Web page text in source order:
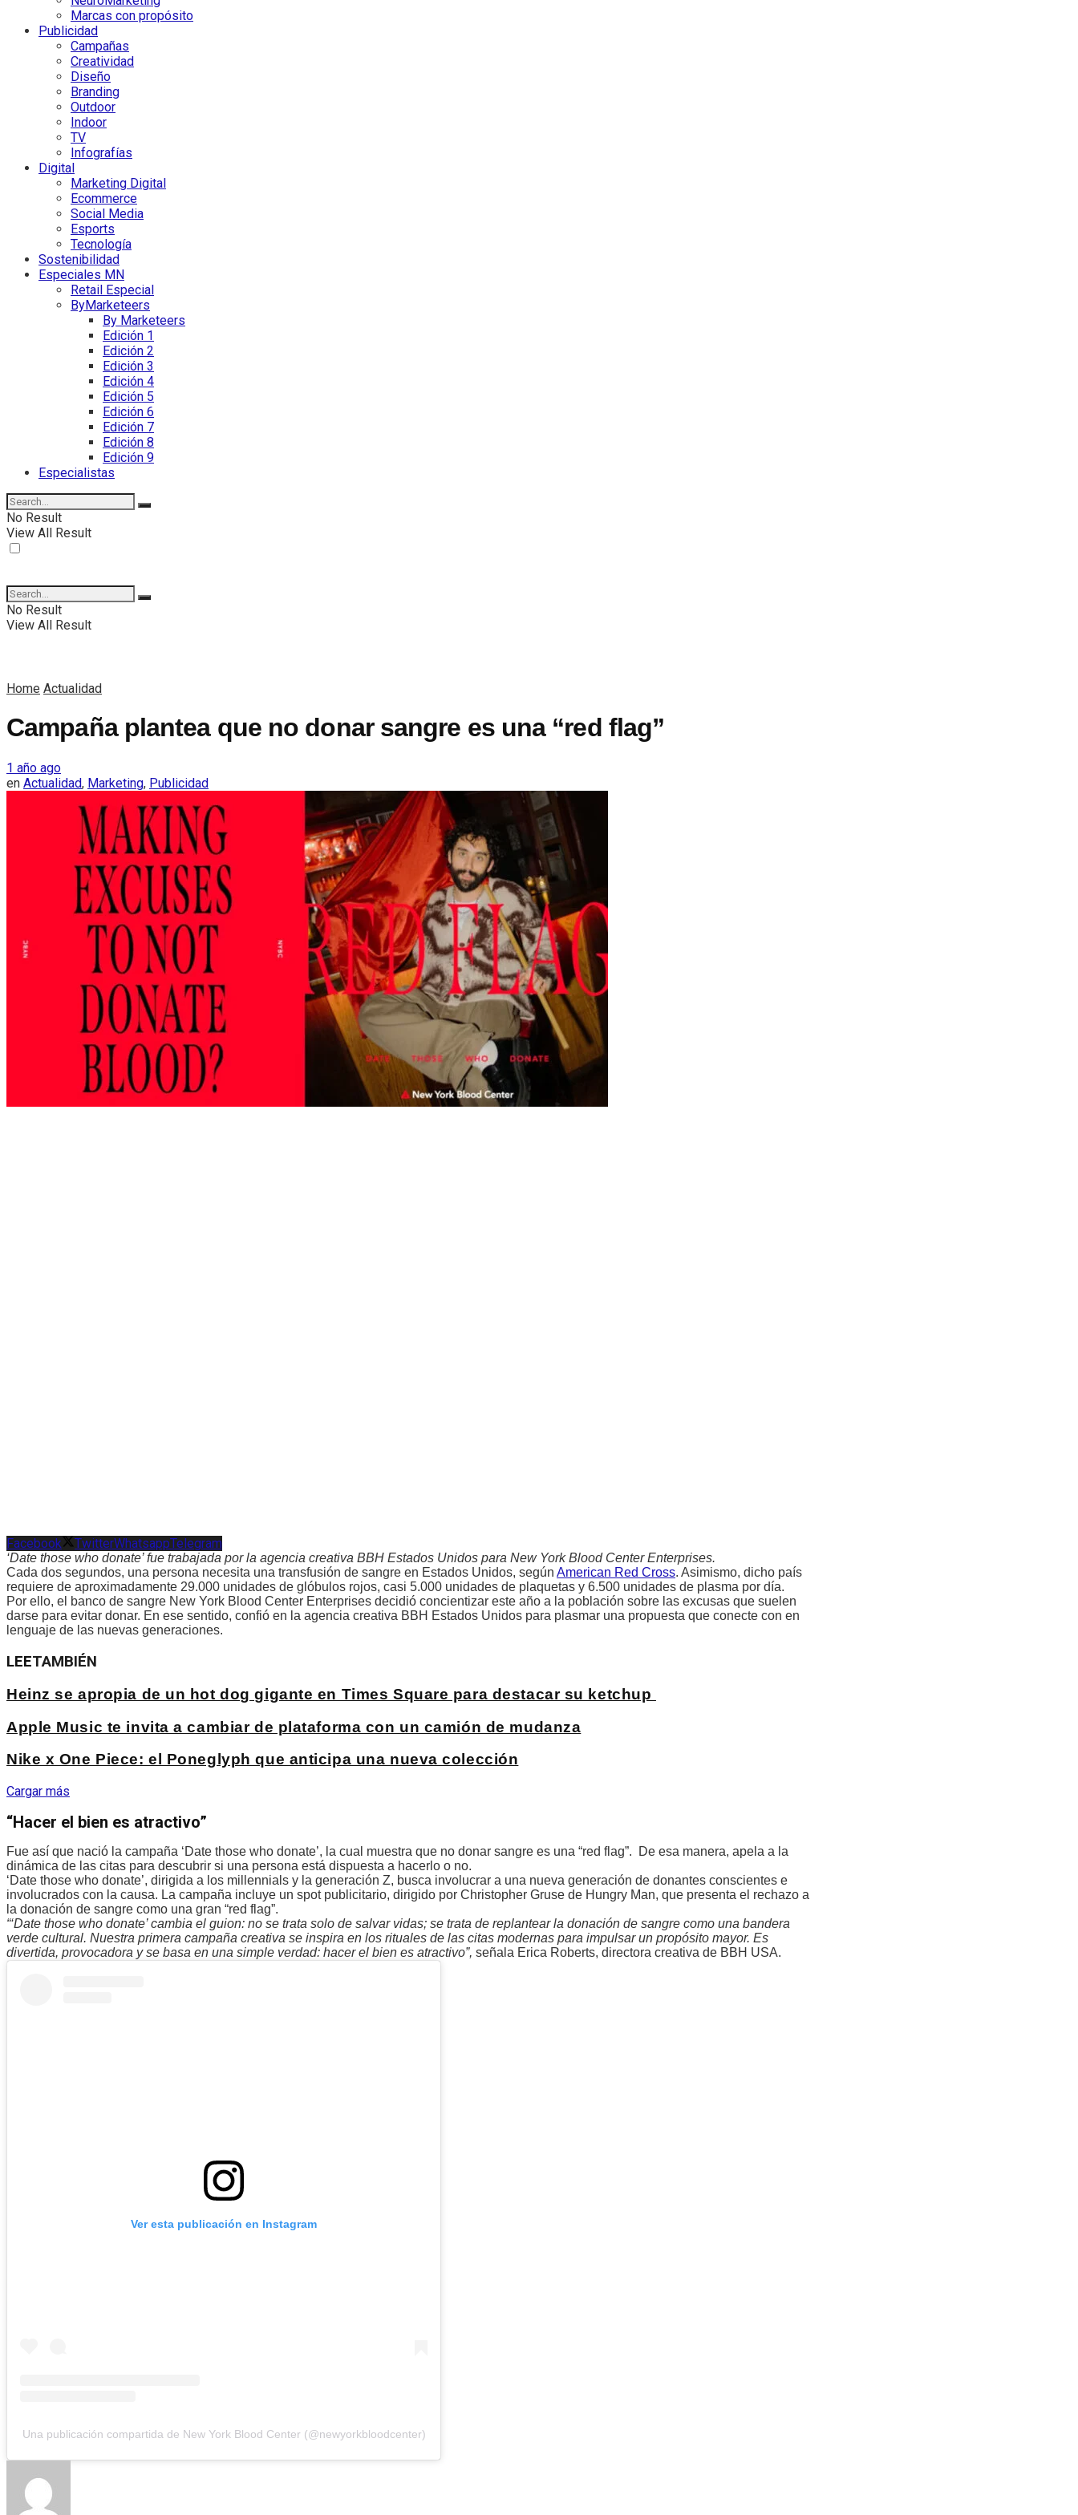
Marcas con propósito
Publicidad
Campañas
Creatividad
Diseño
Branding
Outdoor
Indoor
TV
Infografías
Digital
Marketing Digital
Ecommerce
Social Media
Esports
Tecnología
Sostenibilidad
Especiales MN
Retail Especial
ByMarketeers
By Marketeers
Edición 1
Edición 2
Edición 3
Edición 4
Edición 5
Edición 6
Edición 7
Edición 8
Edición 9
Especialistas
No Result
View All Result
No Result
View All Result
Home Actualidad
Campaña plantea que no donar sangre es una “red flag”
1 año ago
en Actualidad, Marketing, Publicidad
Facebook TwitterWhatsappTelegram
‘Date those who donate’ fue trabajada por la agencia creativa BBH Estados Unidos para New York Blood Center Enterprises.
Cada dos segundos, una persona necesita una transfusión de sangre en Estados Unidos, según American Red Cross. Asimismo, dicho país
requiere de aproximadamente 29.000 unidades de glóbulos rojos, casi 5.000 unidades de plaquetas y 6.500 unidades de plasma por día.
Por ello, el banco de sangre New York Blood Center Enterprises decidió concientizar este año a la población sobre las excusas que suelen
darse para evitar donar. En ese sentido, confió en la agencia creativa BBH Estados Unidos para plasmar una propuesta que conecte con en
lenguaje de las nuevas generaciones.
LEETAMBIÉN
Heinz se apropia de un hot dog gigante en Times Square para destacar su ketchup
Apple Music te invita a cambiar de plataforma con un camión de mudanza
Nike x One Piece: el Poneglyph que anticipa una nueva colección
Cargar más
“Hacer el bien es atractivo”
Fue así que nació la campaña ‘Date those who donate’, la cual muestra que no donar sangre es una “red flag”. De esa manera, apela a la
dinámica de las citas para descubrir si una persona está dispuesta a hacerlo o no.
‘Date those who donate’, dirigida a los millennials y la generación Z, busca involucrar a una nueva generación de donantes conscientes e
involucrados con la causa. La campaña incluye un spot publicitario, dirigido por Christopher Gruse de Hungry Man, que presenta el rechazo a
la donación de sangre como una gran “red flag”.
“‘Date those who donate’ cambia el guion: no se trata solo de salvar vidas; se trata de replantear la donación de sangre como una bandera
verde cultural. Nuestra primera campaña creativa se inspira en los rituales de las citas modernas para impulsar un propósito mayor. Es
divertida, provocadora y se basa en una simple verdad: hacer el bien es atractivo”, señala Erica Roberts, directora creativa de BBH USA.
Ver esta publicación en Instagram
Una publicación compartida de New York Blood Center (@newyorkbloodcenter)